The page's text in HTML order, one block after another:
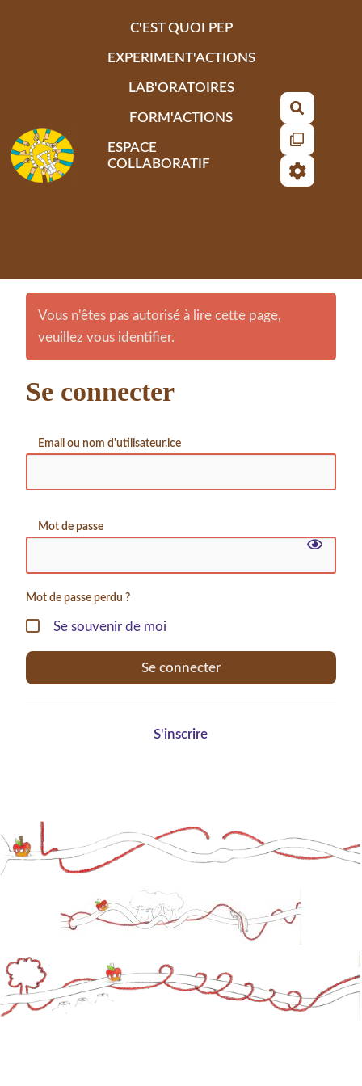
C'EST QUOI PEP
EXPERIMENT'ACTIONS
LAB'ORATOIRES
FORM'ACTIONS
ESPACE
COLLABORATIF
Vous n'êtes pas autorisé à lire cette page,
veuillez vous identifier.
Se connecter
Email ou nom d'utilisateur.ice
Mot de passe
Mot de passe perdu ?
Se souvenir de moi
Se connecter
S'inscrire